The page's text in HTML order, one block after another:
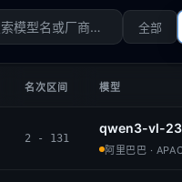
全部
名次区间 模型
2 - 131
qwen3-vl-
阿里巴巴 ·